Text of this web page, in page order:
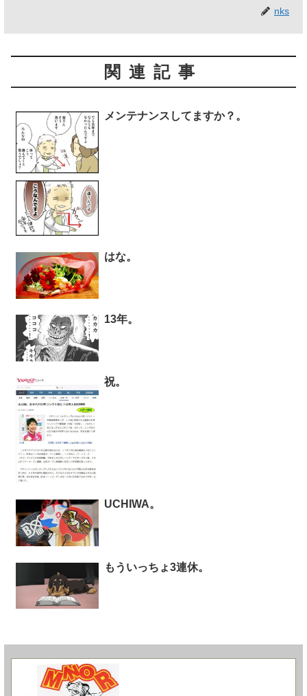
nks
関連記事
メンテナンスしてますか？。
はな。
13年。
祝。
UCHIWA。
もういっちょ3連休。